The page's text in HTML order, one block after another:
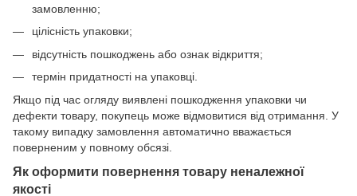
замовленню;
цілісність упаковки;
відсутність пошкоджень або ознак відкриття;
термін придатності на упаковці.
Якщо під час огляду виявлені пошкодження упаковки чи
дефекти товару, покупець може відмовитися від отримання. У
такому випадку замовлення автоматично вважається
поверненим у повному обсязі.
Як оформити повернення товару неналежної
якості